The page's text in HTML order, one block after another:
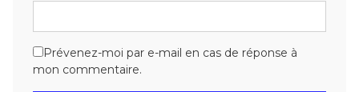
Prévenez-moi par e-mail en cas de réponse à
mon commentaire.